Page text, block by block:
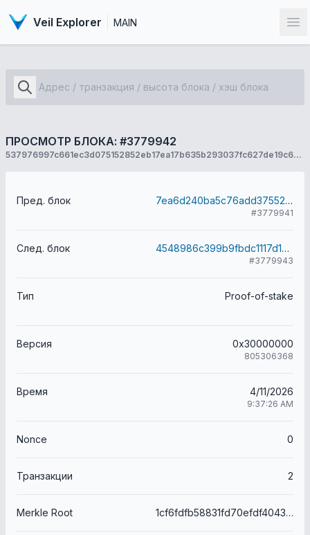
Veil Explorer MAIN
ПРОСМОТР БЛОКА: #3779942
537976997c661ec3d075152852eb17ea17b635b293037fc627de19c6d3e0f8ce
Пред. блок 7ea6d240ba5c76add37552457d782b2a9fc02dd2799a9e2771229262a6fd5094
#3779941
След. блок 4548986c399b9fbdc1117d1bea348f997000de070fc2231effb4dc322c27de0d
#3779943
Тип Proof-of-stake
Версия 0x30000000
805306368
Время 4/11/2026
9:37:26 AM
Nonce 0
Транзакции 2
Merkle Root 1cf6fdfb58831fd70efdf4043a453d4d9eebfa628275b00e42140914844379b8